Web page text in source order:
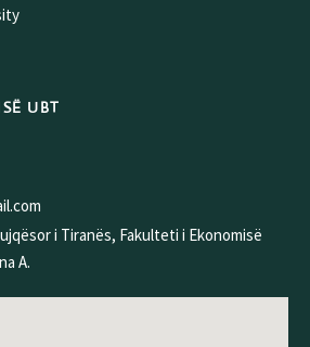
UBT
i Tiranës, Fakulteti i Ekonomisë
A.